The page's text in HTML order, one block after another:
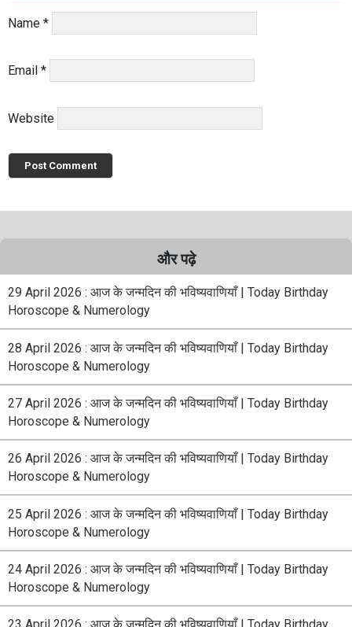
Name *
Email *
Website
और पढ़े
29 April 2026 : आज के जन्मदिन की भविष्यवाणियाँ | Today Birthday
Horoscope & Numerology
28 April 2026 : आज के जन्मदिन की भविष्यवाणियाँ | Today Birthday
Horoscope & Numerology
27 April 2026 : आज के जन्मदिन की भविष्यवाणियाँ | Today Birthday
Horoscope & Numerology
26 April 2026 : आज के जन्मदिन की भविष्यवाणियाँ | Today Birthday
Horoscope & Numerology
25 April 2026 : आज के जन्मदिन की भविष्यवाणियाँ | Today Birthday
Horoscope & Numerology
24 April 2026 : आज के जन्मदिन की भविष्यवाणियाँ | Today Birthday
Horoscope & Numerology